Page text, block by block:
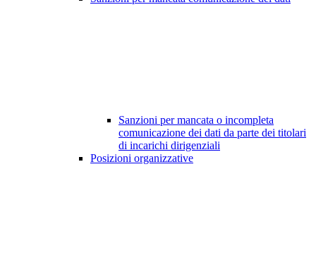
Sanzioni per mancata o incompleta
comunicazione dei dati da parte dei titolari
di incarichi dirigenziali
Posizioni organizzative